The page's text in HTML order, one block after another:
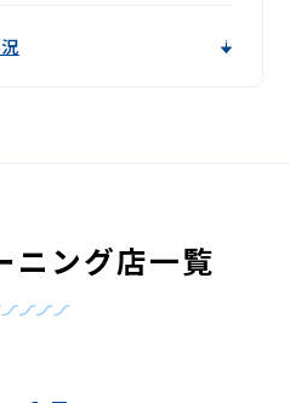
ニング店一覧